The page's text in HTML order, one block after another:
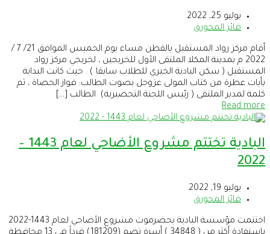
يوليو 25, 2022
فائز المحورق
أقام مركز رواد المستقبل بالقطن مساء يوم الخميس الموافق 21/ 7 /
2022 م بمدينة المكلا الملتقى الأول للخريجين ، لخريجي مركز رواد
المستقبل ( سكن البادية الخيري للطلاب سابقا ) . حيث كانت البداية
بأيات عطرة من كتاب المولى عزوجل بصوت الطالب: فواز الحصاة ، ثم
كلمة لمدير الملتقى ( رئيس اللجنة التحضيرية) الطالب […]
Read more
البادية تختتم مشروع الأضاحي لعام 1443 –
2022
يوليو 19, 2022
فائز المحورق
اختتمت مؤسسة البادية بحضرموت مشروع الأضاحي لعام 1443-2022